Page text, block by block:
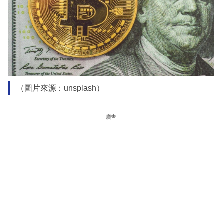
（圖片來源：unsplash）
廣告